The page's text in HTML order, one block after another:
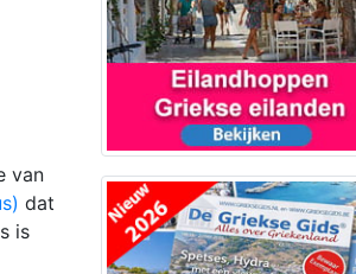
van
dat
is